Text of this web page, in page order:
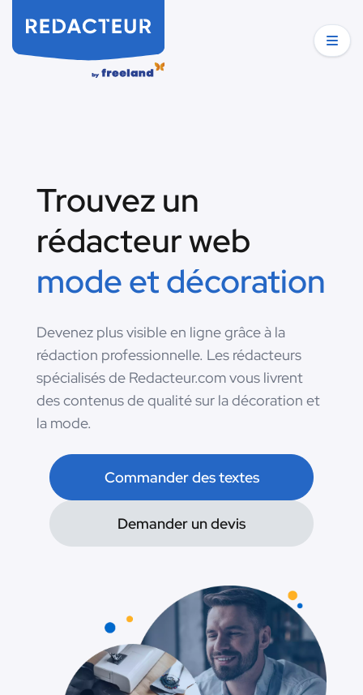
Trouvez un
rédacteur web
mode et décoration
Devenez plus visible en ligne grâce à la
rédaction professionnelle. Les rédacteurs
spécialisés de Redacteur.com vous livrent
des contenus de qualité sur la décoration et
la mode.
Commander des textes
Demander un devis